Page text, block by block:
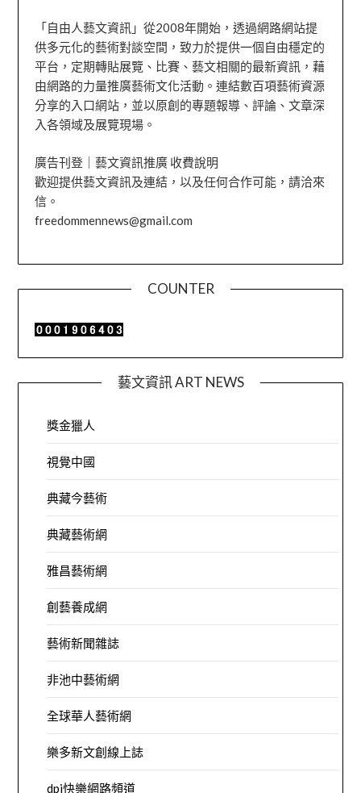
「自由人藝文資訊」從2008年開始，透過網路網站提
供多元化的藝術對談空間，致力於提供一個自由穩定的
平台，定期轉貼展覽、比賽、藝文相關的最新資訊，藉
由網路的力量推廣藝術文化活動。連結數百項藝術資源
分享的入口網站，並以原創的專題報導、評論、文章深
入各領域及展覽現場。
廣告刊登｜藝文資訊推廣 收費說明
歡迎提供藝文資訊及連結，以及任何合作可能，請洽來
信。
freedommennews@gmail.com
COUNTER
藝文資訊 ART NEWS
獎金獵人
視覺中國
典藏今藝術
典藏藝術網
雅昌藝術網
創藝養成網
藝術新聞雜誌
非池中藝術網
全球華人藝術網
樂多新文創線上誌
dpi快樂網路頻道